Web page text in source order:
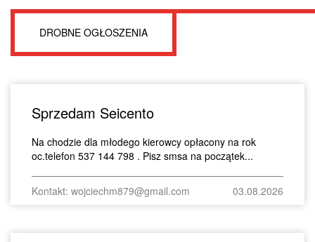
DROBNE OGŁOSZENIA
Sprzedam Seicento
Na chodzie dla młodego kierowcy opłacony na rok
oc.telefon 537 144 798 . Pisz smsa na początek...
Kontakt: wojciechm879@gmail.com 03.08.2026